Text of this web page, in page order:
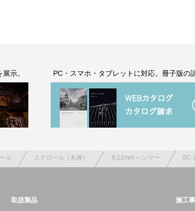
示。 PC・スマホ・タブレットに対応。冊子版の
ル スクロール［丸棒］ 丸12mm ハンマー SC-
取扱製品
施工